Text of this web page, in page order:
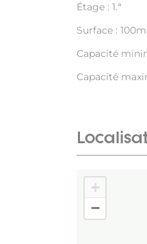
Étage : 1.ª
Surface :
Capacité
Capacité
+
−